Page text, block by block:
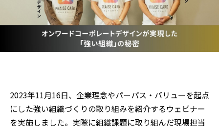
2023年11月16日、企業理念やパーパス・バリューを起点
にした強い組織づくりの取り組みを紹介するウェビナー
を実施しました。実際に組織課題に取り組んだ現場担当